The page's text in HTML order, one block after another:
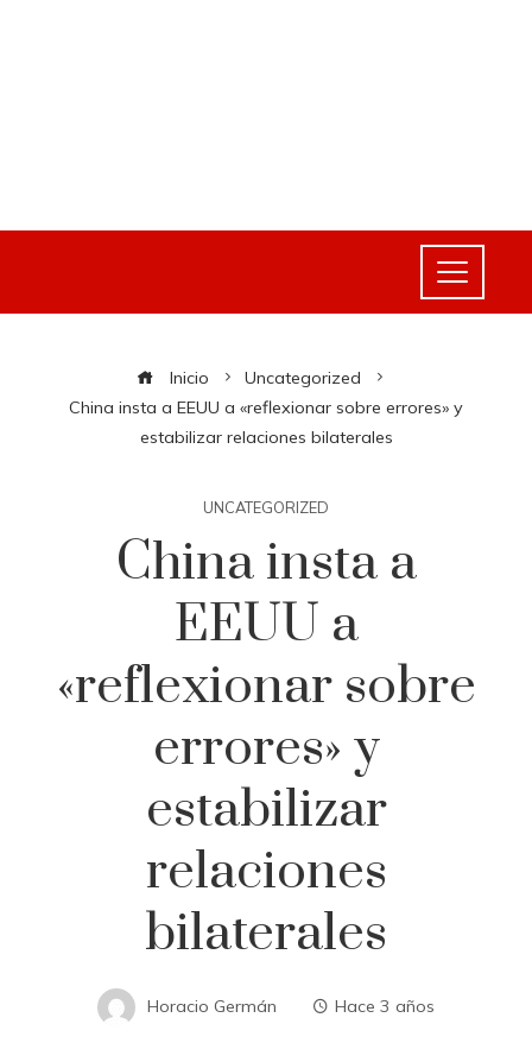
Inicio
Uncategorized
China insta a EEUU a «reflexionar sobre errores» y
estabilizar relaciones bilaterales
UNCATEGORIZED
China insta a
EEUU a
«reflexionar sobre
errores» y
estabilizar
relaciones
bilaterales
Horacio Germán Hace 3 años